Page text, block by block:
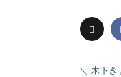
木下き